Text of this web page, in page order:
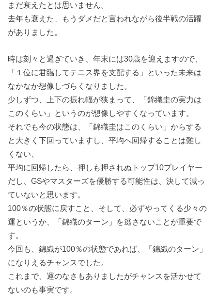
まだ衰えたとは思いません。
去年も衰えた、もうダメだと言われながら後半戦の活躍
がありました。
時は刻々と過ぎていき、年末には30歳を迎えますので、
「１位に君臨してテニス界を支配する」といった未来は
なかなか想像しづらくなりました。
少しずつ、上下の振れ幅が狭まって、「錦織圭の実力は
このくらい」というのが想像しやすくなっています。
それでも今の状態は、「錦織圭はこのくらい」からする
と大きく下回っていますし、平均へ回帰することは難し
くない、
平均に回帰したら、押しも押されぬトップ10プレイヤー
だし、GSやマスターズを優勝する可能性は、決して減っ
ていないと思います。
100％の状態に戻すこと、そして、必ずやってくる少々の
運というか、「錦織のターン」を逃さないことが重要で
す。
今回も、錦織が100％の状態であれば、「錦織のターン」
になりえるチャンスでした。
これまで、運のなさもありましたがチャンスを活かせて
ないのも事実です。